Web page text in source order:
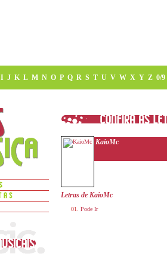
I J K L M N O P Q R S T U V W X Y Z 0/9
KaioMc
Letras de KaioMc
Pode Ir